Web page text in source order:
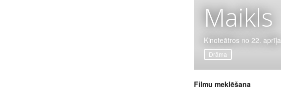
Maikls
Kinoteātros no 22. aprīļa
Drāma
Filmu meklēšana